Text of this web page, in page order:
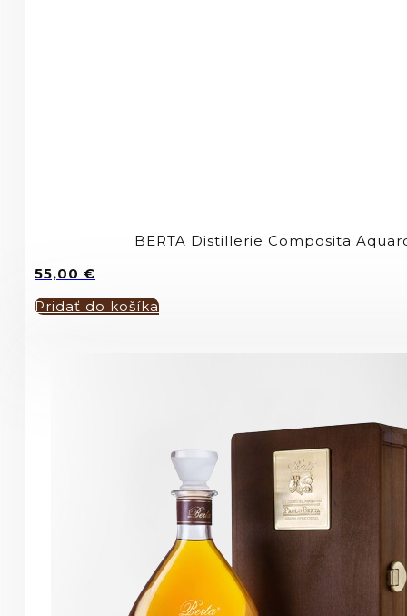
BERTA Distillerie Composita
55,00 €
Pridať do košíka